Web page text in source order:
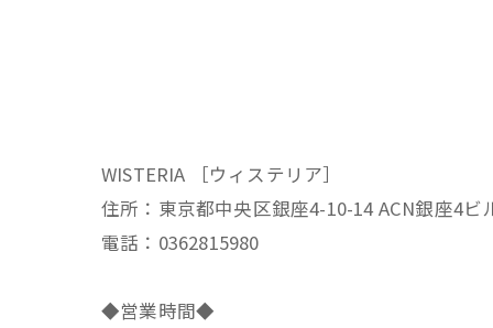
WISTERIA ［ウィステリア］
住所：東京都中央区銀座4-10-14 ACN銀座4ビ
電話：0362815980
◆営業時間◆